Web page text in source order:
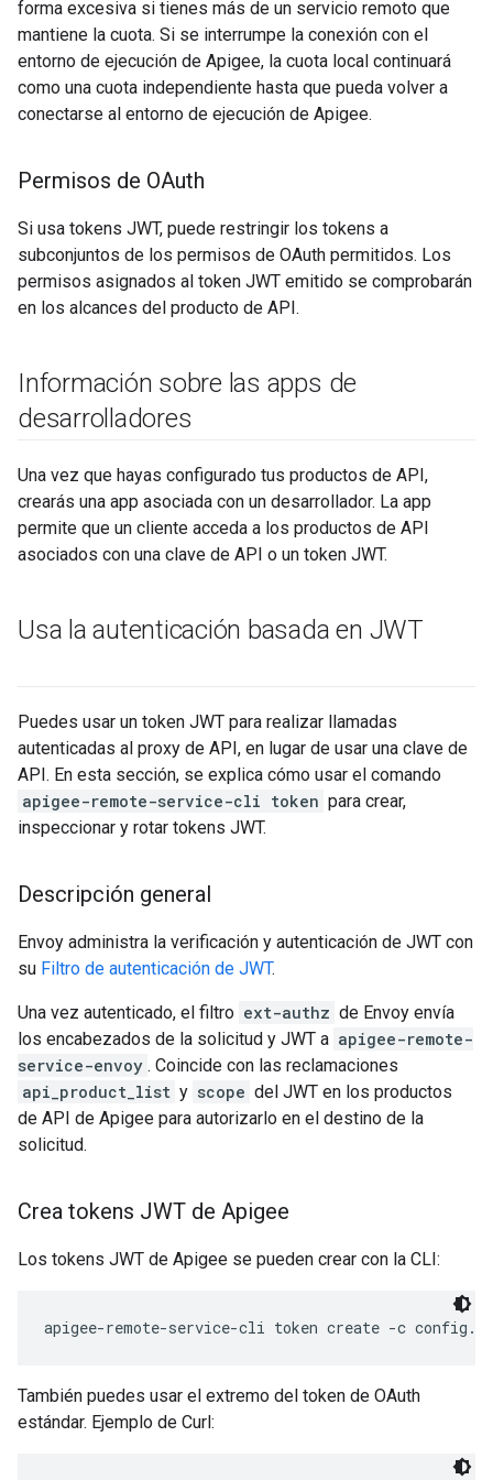
forma excesiva si tienes más de un servicio remoto que
mantiene la cuota. Si se interrumpe la conexión con el
entorno de ejecución de Apigee, la cuota local continuará
como una cuota independiente hasta que pueda volver a
conectarse al entorno de ejecución de Apigee.
Permisos de OAuth
Si usa tokens JWT, puede restringir los tokens a
subconjuntos de los permisos de OAuth permitidos. Los
permisos asignados al token JWT emitido se comprobarán
en los alcances del producto de API.
Información sobre las apps de
desarrolladores
Una vez que hayas configurado tus productos de API,
crearás una app asociada con un desarrollador. La app
permite que un cliente acceda a los productos de API
asociados con una clave de API o un token JWT.
Usa la autenticación basada en JWT
Puedes usar un token JWT para realizar llamadas
autenticadas al proxy de API, en lugar de usar una clave de
API. En esta sección, se explica cómo usar el comando
apigee-remote-service-cli token para crear,
inspeccionar y rotar tokens JWT.
Descripción general
Envoy administra la verificación y autenticación de JWT con
su Filtro de autenticación de JWT.
Una vez autenticado, el filtro ext-authz de Envoy envía
los encabezados de la solicitud y JWT a apigee-remote-
service-envoy . Coincide con las reclamaciones
api_product_list y scope del JWT en los productos
de API de Apigee para autorizarlo en el destino de la
solicitud.
Crea tokens JWT de Apigee
Los tokens JWT de Apigee se pueden crear con la CLI:
apigee-remote-service-cli token create -c
También puedes usar el extremo del token de OAuth
estándar. Ejemplo de Curl: